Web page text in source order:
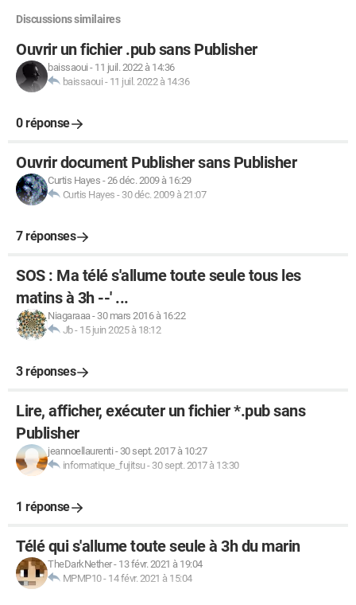
Discussions similaires
Ouvrir un fichier .pub sans Publisher
baissaoui - 11 juil. 2022 à 14:36
baissaoui - 11 juil. 2022 à 14:36
0 réponse
Ouvrir document Publisher sans Publisher
Curtis Hayes -26 déc. 2009 à 16:29
Curtis Hayes - 30 déc. 2009 à 21:07
7 réponses
SOS : Ma télé s'allume toute seule tous les
matins à 3h --' ...
Niagaraaa- 30 mars 2016 à 16:22
Jb- 15 juin 2025 à 18:12
3 réponses
Lire, afficher, exécuter un fichier *.pub sans
Publisher
jeannoellaurenti - 30 sept. 2017 à 10:27
informatique_fujitsu- 30 sept. 2017 à 13:30
1 réponse
Télé qui s'allume toute seule à 3h du marin
TheDarkNether- 13 févr. 2021 à 19:04
MPMP10- 14 févr. 2021 à 15:04